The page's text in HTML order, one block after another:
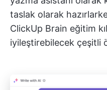
taslak olarak
ClickUp Brain eğitim
iyileştirebilecek çeşitli